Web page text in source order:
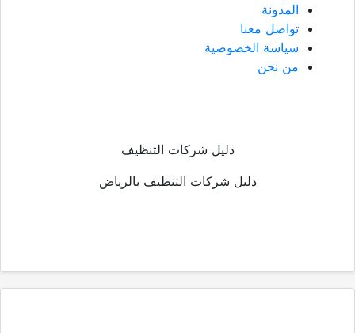
المدونة
تواصل معنا
سياسة الخصوصية
من نحن
دليل شركات التنظيف
دليل شركات التنظيف بالرياض